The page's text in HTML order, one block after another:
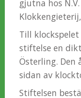
gjutna hos
Till
stiftelse en
Österling. Den
sidan av
Stiftelsen